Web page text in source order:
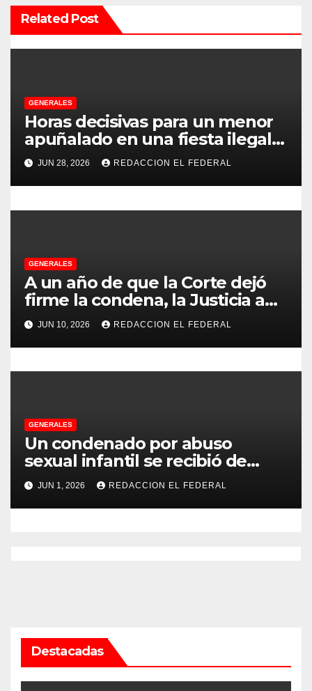
ó
n
e
e
n
t
r
d
a
s
Related Post
GENERALES
Horas decisivas para un menor
apuñalado en una fiesta ilegal
con más de 500 asistentes en
Chilecito
JUN 28, 2026 REDACCION EL FEDERAL
GENERALES
A un año de que la Corte dejó
firme la condena, la Justicia aún
no pudo decomisarle ni un peso
a CFK
JUN 10, 2026 REDACCION EL FEDERAL
GENERALES
Un condenado por abuso
sexual infantil se recibió de
psicopedagogo dentro del
Servicio Penitenciario de La
Rioja
JUN 1, 2026 REDACCION EL FEDERAL
Destacadas